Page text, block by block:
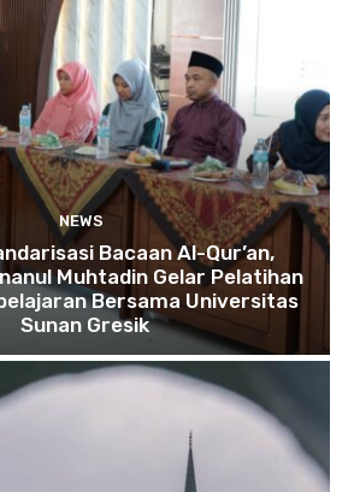
NEWS
Bacaan Al-Qur’an,
Muhtadin Gelar Pelatihan
Bersama Universitas
Sunan Gresik